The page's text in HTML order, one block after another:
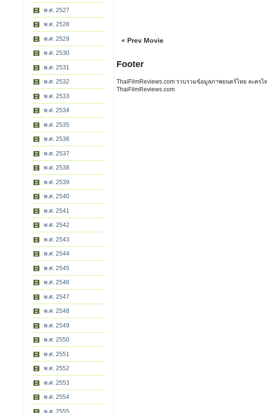
พ.ศ. 2527
พ.ศ. 2528
พ.ศ. 2529
พ.ศ. 2530
พ.ศ. 2531
พ.ศ. 2532
พ.ศ. 2533
พ.ศ. 2534
พ.ศ. 2535
พ.ศ. 2536
พ.ศ. 2537
พ.ศ. 2538
พ.ศ. 2539
พ.ศ. 2540
พ.ศ. 2541
พ.ศ. 2542
พ.ศ. 2543
พ.ศ. 2544
พ.ศ. 2545
พ.ศ. 2546
พ.ศ. 2547
พ.ศ. 2548
พ.ศ. 2549
พ.ศ. 2550
พ.ศ. 2551
พ.ศ. 2552
พ.ศ. 2553
พ.ศ. 2554
พ.ศ. 2555
« Prev Movie
Footer
ThaiFilmReviews.com รวบรวมข้อมูลภาพยนตร์ไทย ละค
ThaiFilmReviews.com